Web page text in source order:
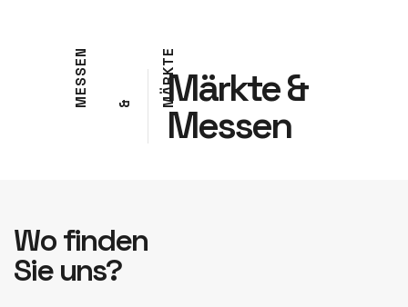
M
Ä
R
K
T
E
&
M
E
S
S
E
N
Märkte &
Messen
Wo finden
Sie uns?